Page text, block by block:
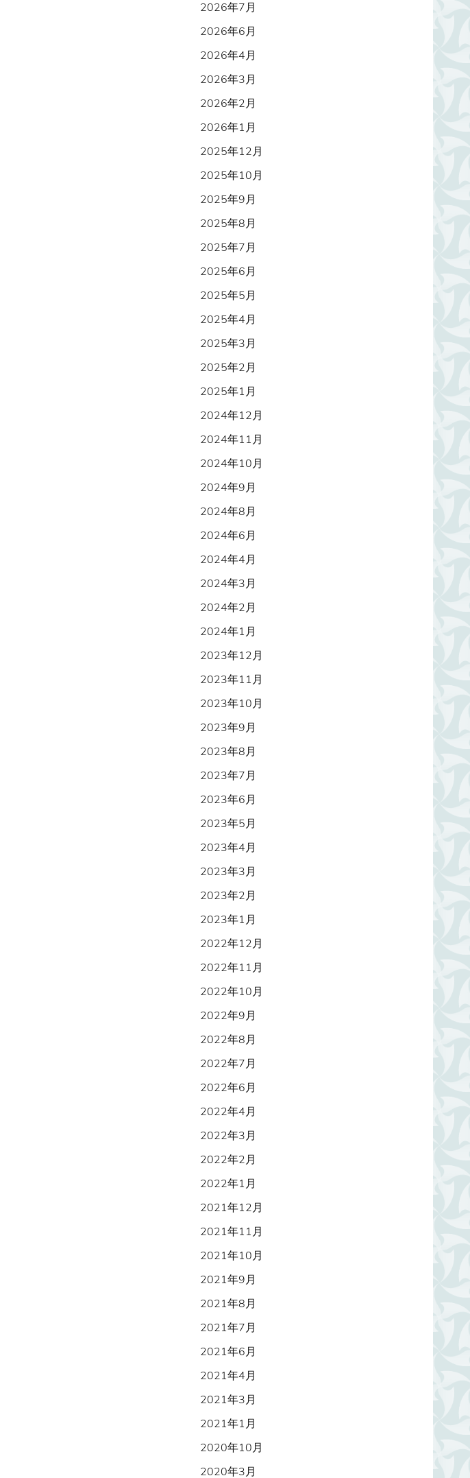
2026年7月
2026年6月
2026年4月
2026年3月
2026年2月
2026年1月
2025年12月
2025年10月
2025年9月
2025年8月
2025年7月
2025年6月
2025年5月
2025年4月
2025年3月
2025年2月
2025年1月
2024年12月
2024年11月
2024年10月
2024年9月
2024年8月
2024年6月
2024年4月
2024年3月
2024年2月
2024年1月
2023年12月
2023年11月
2023年10月
2023年9月
2023年8月
2023年7月
2023年6月
2023年5月
2023年4月
2023年3月
2023年2月
2023年1月
2022年12月
2022年11月
2022年10月
2022年9月
2022年8月
2022年7月
2022年6月
2022年4月
2022年3月
2022年2月
2022年1月
2021年12月
2021年11月
2021年10月
2021年9月
2021年8月
2021年7月
2021年6月
2021年4月
2021年3月
2021年1月
2020年10月
2020年3月